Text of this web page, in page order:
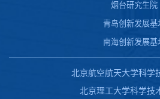
烟台研究生院
青岛创新发展基
南海创新发展基
北京航空航天大学科学
北京理工大学科学技